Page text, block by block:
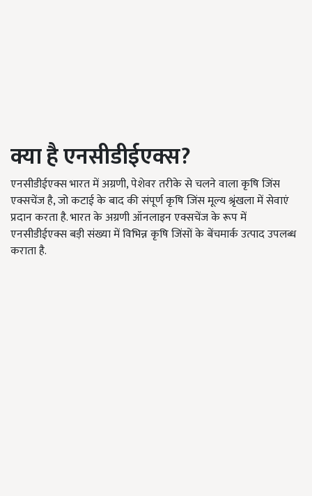
क्या है एनसीडीईएक्स?
एनसीडीईएक्स भारत में अग्रणी, पेशेवर तरीके से चलने वाला कृषि जिंस
एक्सचेंज है, जो कटाई के बाद की संपूर्ण कृषि जिंस मूल्य श्रृंखला में सेवाएं
प्रदान करता है. भारत के अग्रणी ऑनलाइन एक्सचेंज के रूप में
एनसीडीईएक्स बड़ी संख्या में विभिन्न कृषि जिंसों के बेंचमार्क उत्पाद उपलब्ध
कराता है.